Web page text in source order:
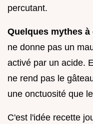
percutant.
Quelques mythes à
ne donne pas un
activé par un acide.
ne rend pas le
une onctuosité que
C'est l'idée recette